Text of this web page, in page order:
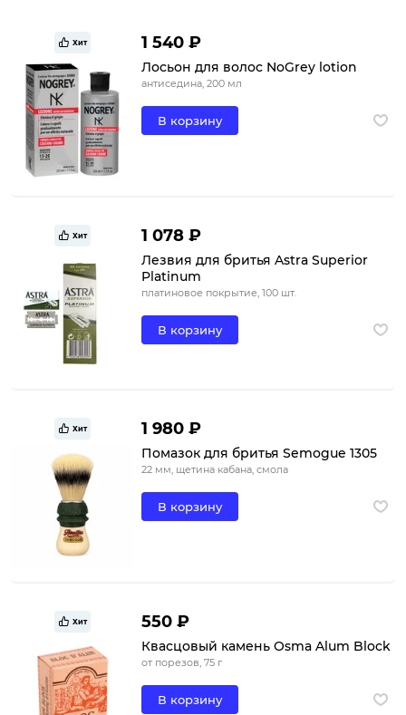
Хит 1 540 ₽
Лосьон для волос NoGrey lotion
антиседина, 200 мл
В корзину
Хит 1 078 ₽
Лезвия для бритья Astra Superior
Platinum
платиновое покрытие, 100 шт.
В корзину
Хит 1 980 ₽
Помазок для бритья Semogue 1305
22 мм, щетина кабана, смола
В корзину
Хит 550 ₽
Квасцовый камень Osma Alum Block
от порезов, 75 г
В корзину